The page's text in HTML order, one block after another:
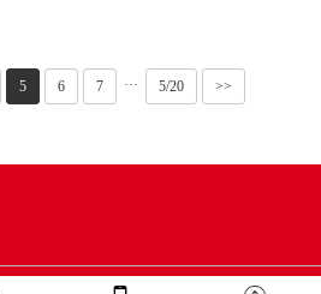
5 6 7 ··· 5/20 >>